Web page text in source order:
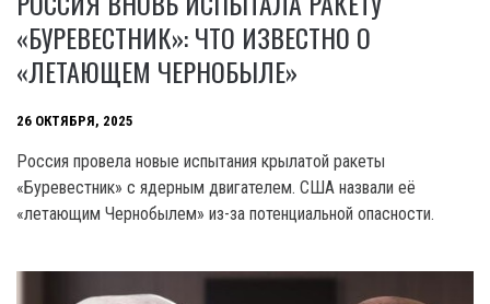
«БУРЕВЕСТНИК»: ЧТО ИЗВЕСТНО О
«ЛЕТАЮЩЕМ ЧЕРНОБЫЛЕ»
26 ОКТЯБРЯ, 2025
Россия провела новые испытания крылатой ракеты
«Буревестник» с ядерным двигателем. США назвали её
«летающим Чернобылем» из-за потенциальной опасности.